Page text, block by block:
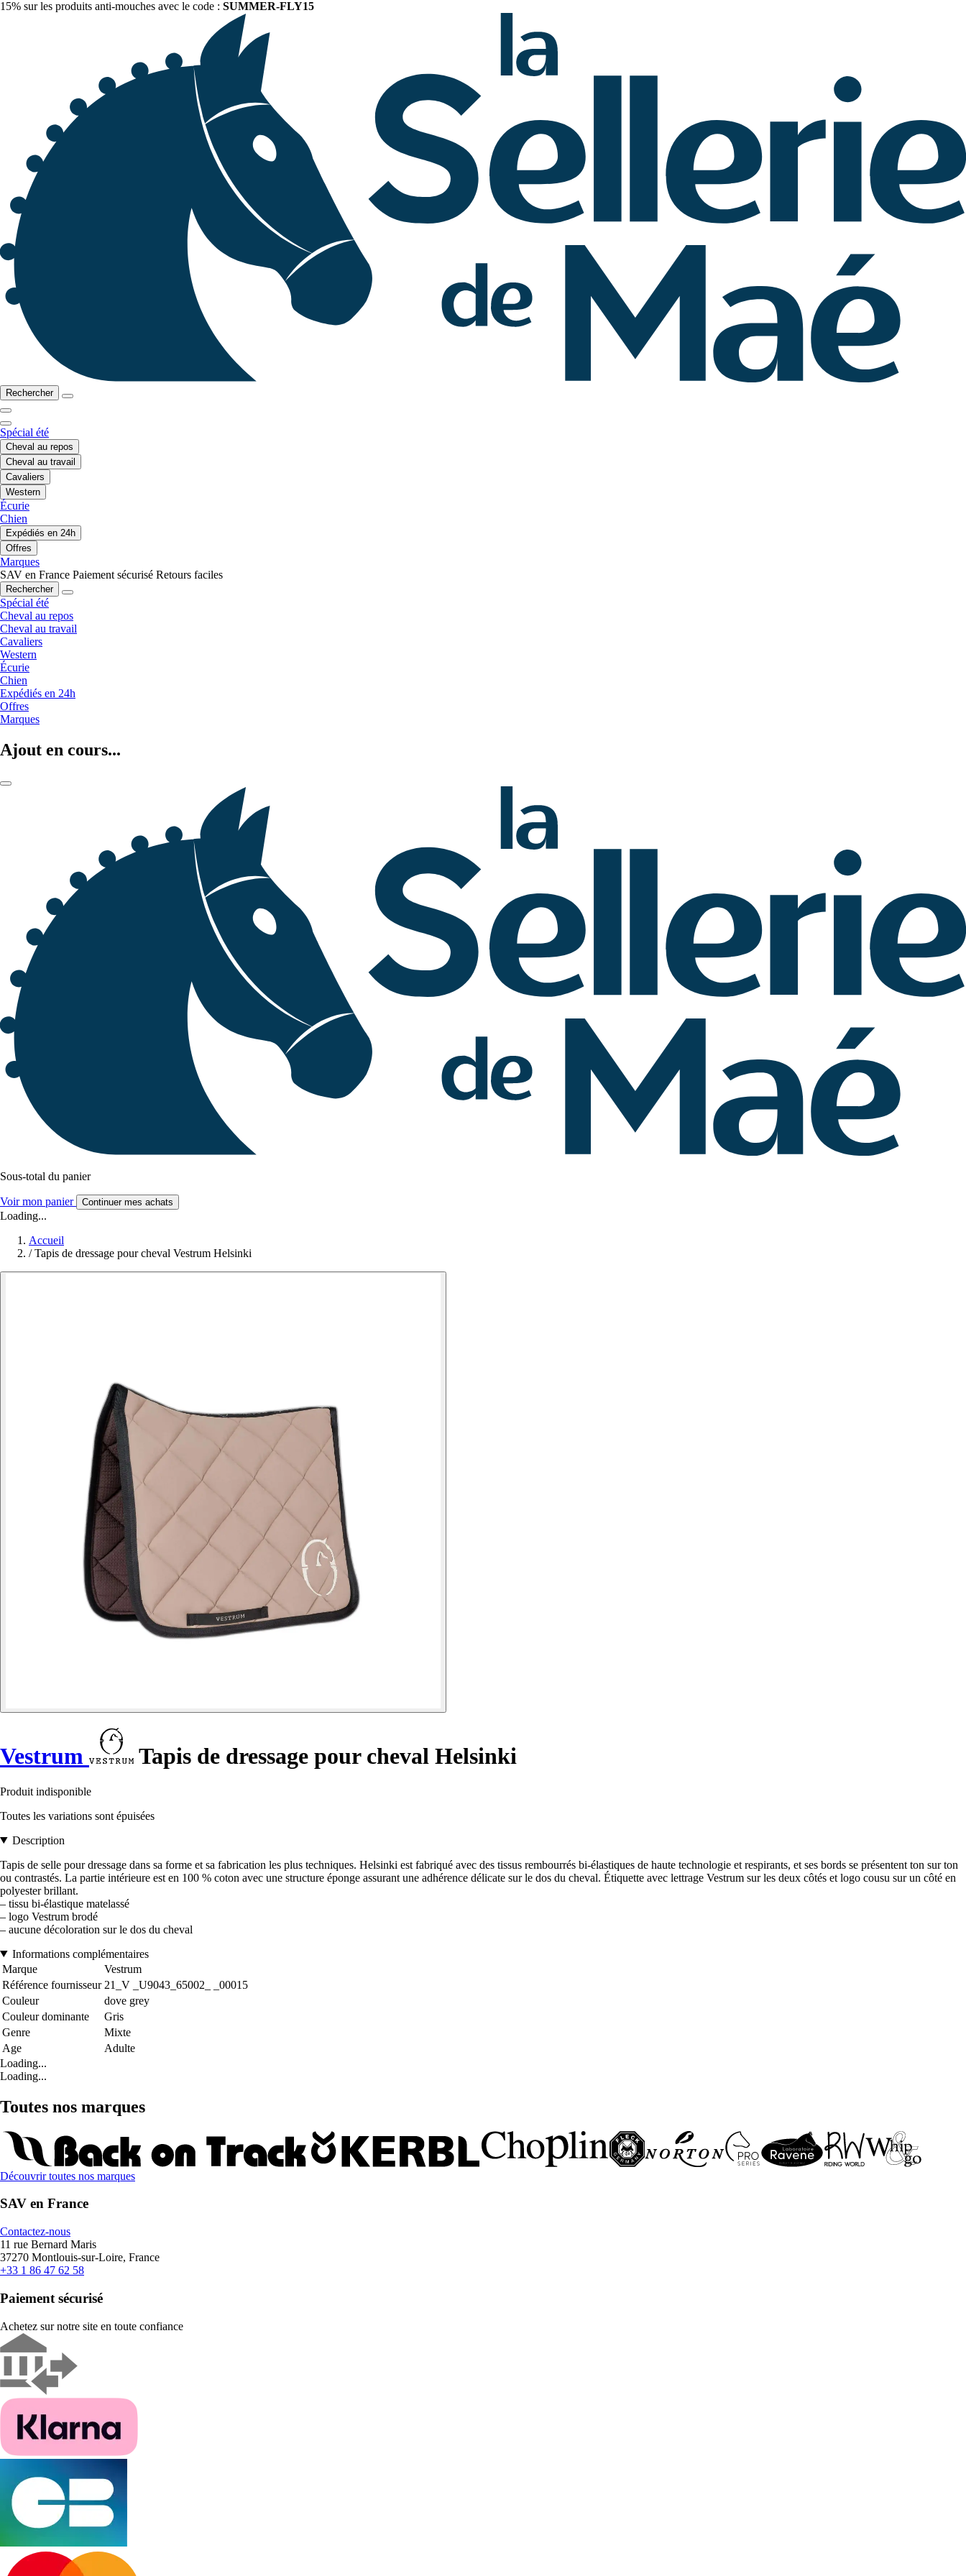
15% sur les produits anti-mouches avec le code : SUMMER-FLY15
Rechercher
Spécial été
Cheval au repos
Cheval au travail
Cavaliers
Western
Écurie
Chien
Expédiés en 24h
Offres
Marques
SAV en France Paiement sécurisé Retours faciles
Rechercher
Spécial été
Cheval au repos
Cheval au travail
Cavaliers
Western
Écurie
Chien
Expédiés en 24h
Offres
Marques
Ajout en cours...
Sous-total du panier
Voir mon panier Continuer mes achats
Loading...
Accueil
/ Tapis de dressage pour cheval Vestrum Helsinki
Vestrum Tapis de dressage pour cheval Helsinki
Produit indisponible
Toutes les variations sont épuisées
Description
Tapis de selle pour dressage dans sa forme et sa fabrication les plus techniques. Helsinki est fabriqué avec des tissus rembourrés bi-élastiques de haute technologie et respirants, et ses bords se présentent ton sur ton
ou contrastés. La partie intérieure est en 100 % coton avec une structure éponge assurant une adhérence délicate sur le dos du cheval. Étiquette avec lettrage Vestrum sur les deux côtés et logo cousu sur un côté en
polyester brillant.
– tissu bi-élastique matelassé
– logo Vestrum brodé
– aucune décoloration sur le dos du cheval
Informations complémentaires
Marque
Vestrum
Référence fournisseur 21_V _U9043_65002_ _00015
Couleur
dove grey
Couleur dominante
Gris
Genre
Mixte
Age
Adulte
Loading...
Loading...
Toutes nos marques
Découvrir toutes nos marques
SAV en France
Contactez-nous
11 rue Bernard Maris
37270 Montlouis-sur-Loire, France
+33 1 86 47 62 58
Paiement sécurisé
Achetez sur notre site en toute confiance